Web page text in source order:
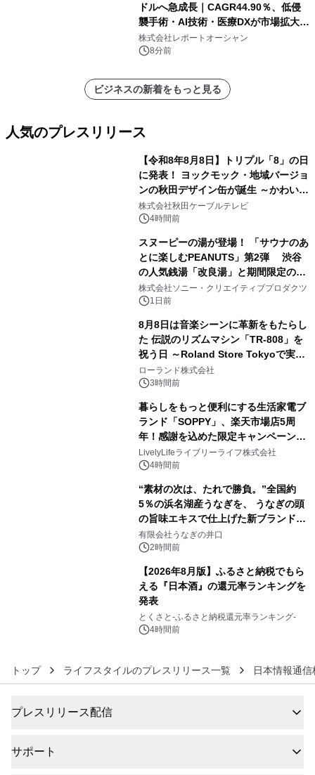
ドルへ急成長｜CAGR44.90％、低侵
襲手術・AI技術・医療DXが市場拡大を
牽引
株式会社レポートオーシャン
8分前
ビジネスの新着をもっと見る
人気のプレスリリース
【令和8年8月8日】トリプル「8」の日
に発表！ ヨックモック・地域バージョ
ンの秋田デザイン缶が誕生 ～かわいい
秋田犬の子犬と秋田の四季と名所を巡
るパッケージ～ 9月1日(火)秋田県内で
株式会社秋田ケーブルテレビ
4時間前
スヌーピーの湯が登場！ 「サウナのあ
とに楽しむPEANUTS」第2弾 渋谷
の人気銭湯「改良湯」と期間限定のコ
ラボレーション サウナイキタイコラ
ボグッズも発売決定！
株式会社ソニー・クリエイティブプロダクツ
1日前
8月8日は音楽シーンに革新をもたらし
た 伝説のリズムマシン「TR-808」を
祝う日 ～Roland Store Tokyoで実機
を展示しての 記念キャンペーンを開
催 英国ラジオ「NTS」の 特別プログ
アーティストを フィーチャーしたアニ
メーションを公開～
ローランド株式会社
3時間前
暮らしをもっと便利にする生活家電ブ
ランド「SOPPY」、楽天市場店5周
年！感謝を込めた限定キャンペーンを
8月10日より開催
LivelyLifeライブリーライフ株式会社
4時間前
“素材の次は、たれで勝負。”全国約
5％の浜名湖産うなぎを、 うなぎの頭
の旨味エキスで仕上げた新ブランド
「井口の誉」誕生
有限会社うなぎの井口
2時間前
【2026年8月版】ふるさと納税でもら
える『日本酒』の還元率ランキングを
発表
とくさと-ふるさと納税還元率ランキング-
4時間前
トップ ライフスタイルのプレスリリース一覧 日本情報通
プレスリリース配信
サポート